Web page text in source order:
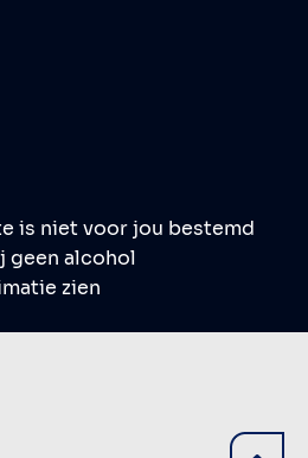
is niet voor jou bestemd
geen alcohol
zien